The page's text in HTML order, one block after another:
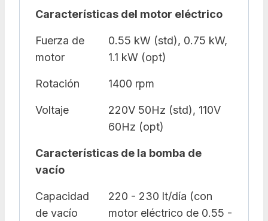
Características del motor eléctrico
Fuerza de
motor
0.55 kW (std), 0.75 kW,
1.1 kW (opt)
Rotación 1400 rpm
Voltaje
220V 50Hz (std), 110V
60Hz (opt)
Características de la bomba de
vacío
Capacidad
de vacío
220 - 230 lt/día (con
motor eléctrico de 0.55 -